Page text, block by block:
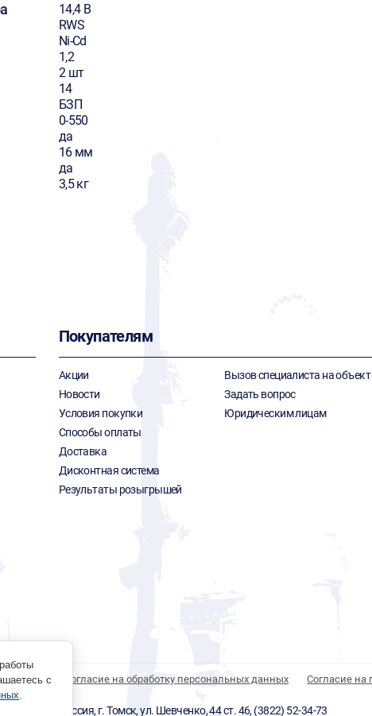
14,4 В
RWS
Ni-Cd
1,2
2 шт
14
БЗП
0-550
да
16 мм
да
3,5 кг
Покупателям
Акции
Новости
Условия покупки
Способы оплаты
Доставка
Дисконтная система
Результаты розыгрышей
Вызов специалиста на объект
Задать вопрос
Юридическим лицам
данных Согласие на обработку персональных данных Согласие на
Плюс» Россия, г. Томск, ул. Шевченко, 44 ст. 46, (3822) 52-34-73
с
.